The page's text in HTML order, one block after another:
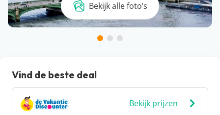
Bekijk alle foto’s
Vind de beste deal
Bekijk prijzen